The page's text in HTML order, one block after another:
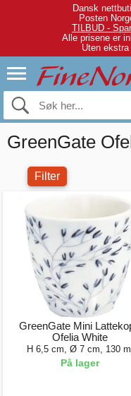
Dansk
Posten
TILBUD -
Alle prisene er
Uten
GreenGate
Filter
GreenGate Mini
Ofelia White
H 6,5 cm, Ø 7 cm, 130 ml
På lager